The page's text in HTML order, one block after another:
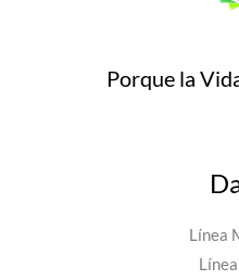
Porque la
Línea